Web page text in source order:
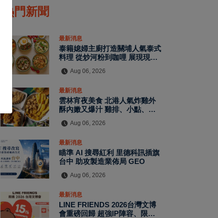
熱門新聞
最新消息
泰籍媳婦主廚打造關埔人氣泰式
料理 從炒河粉到咖哩 展現現點
Aug 06, 2026
最新消息
雲林宵夜美食 北港人氣炸雞外
酥內嫩又爆汁 雞排、小點、飲
Aug 06, 2026
最新消息
瞄準 AI 搜尋紅利 里德科訊插旗
台中 助攻製造業佈局 GEO
Aug 06, 2026
最新消息
LINE FRIENDS 2026台灣文博
會重磅回歸 超強IP陣容、限定